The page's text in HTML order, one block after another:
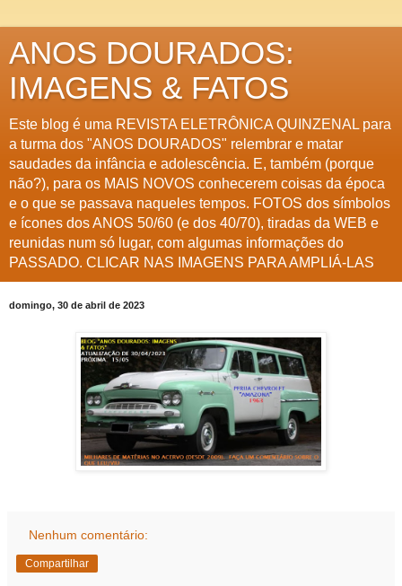
ANOS DOURADOS:
IMAGENS & FATOS
Este blog é uma REVISTA ELETRÔNICA QUINZENAL para
a turma dos "ANOS DOURADOS" relembrar e matar
saudades da infância e adolescência. E, também (porque
não?), para os MAIS NOVOS conhecerem coisas da época
e o que se passava naqueles tempos. FOTOS dos símbolos
e ícones dos ANOS 50/60 (e dos 40/70), tiradas da WEB e
reunidas num só lugar, com algumas informações do
PASSADO. CLICAR NAS IMAGENS PARA AMPLIÁ-LAS
domingo, 30 de abril de 2023
Nenhum comentário:
Compartilhar